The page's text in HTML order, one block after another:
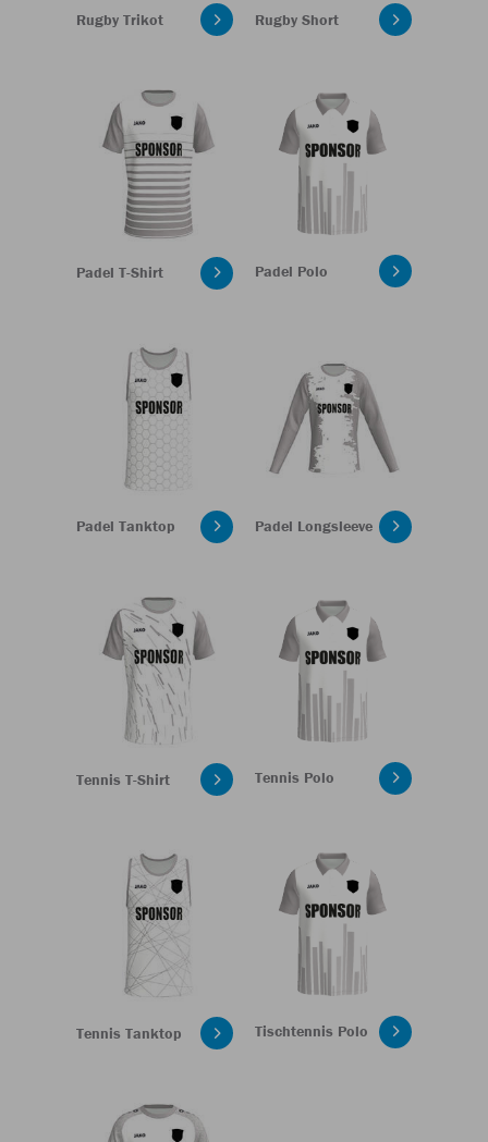
Rugby Trikot Rugby Short
Padel T-Shirt Padel Polo
Padel Tanktop Padel Longsleeve
Tennis T-Shirt Tennis Polo
Tennis Tanktop Tischtennis Polo